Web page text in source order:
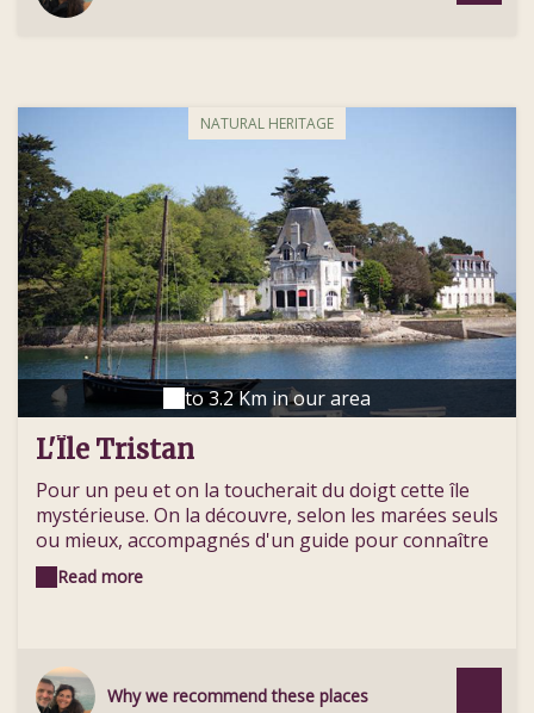
NATURAL HERITAGE
to 3.2 Km in our area
L'Île Tristan
Pour un peu et on la toucherait du doigt cette île
mystérieuse. On la découvre, selon les marées seuls
ou mieux, accompagnés d'un guide pour connaître
l'histoire de la sardinerie, les anecdotes sur le
phare ou le quotidien de la famille Richepin.
Read more
Why we recommend these places